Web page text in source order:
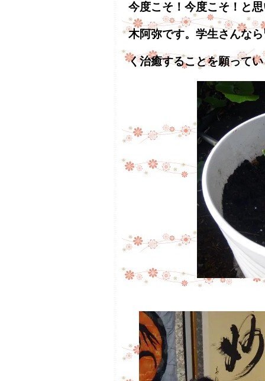
今度こそ！今度こそ！と
木阿弥です。学生さんな
く治癒することを願って